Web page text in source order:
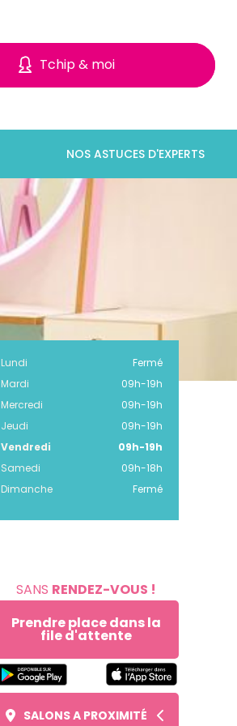
Tchip & moi
NOS ASTUCES D'EXPERTS
Lundi
Fermé
Mardi
09h-19h
Mercredi
09h-19h
Jeudi
09h-19h
Vendredi
09h-19h
Samedi
09h-18h
Dimanche
Fermé
SANS RENDEZ-VOUS !
Prendre place dans la
file d'attente
SALONS A PROXIMITÉ